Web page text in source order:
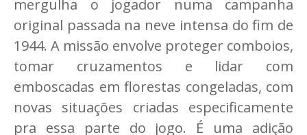
mergulha o jogador numa campanha
original passada na neve intensa do fim de
1944. A missão envolve proteger comboios,
tomar cruzamentos e lidar com
emboscadas em florestas congeladas, com
novas situações criadas especificamente
pra essa parte do jogo. É uma adição